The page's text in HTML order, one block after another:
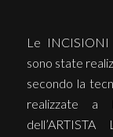
Le
sono state
secondo la
realizzate a